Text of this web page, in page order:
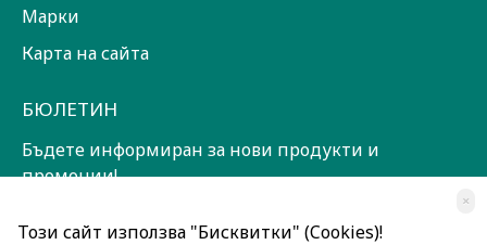
Марки
Карта на сайта
БЮЛЕТИН
Бъдете информиран за нови продукти и
промоции!
×
Този сайт използва "Бисквитки" (Cookies)!